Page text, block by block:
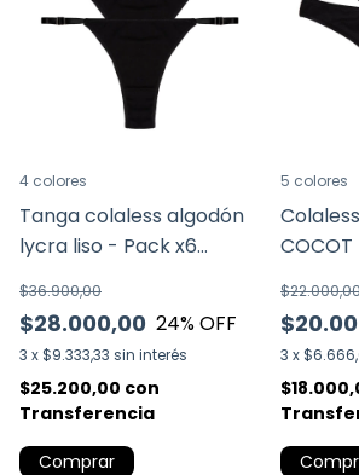
Tanga colaless algodón
lycra liso - Pack x6
$28.000,00
$36.900,00
24% OFF
3 x $9.333,33 sin interés
$25.200,00 con
Transferencia
4 colores
Comprar
3 x
5 colores